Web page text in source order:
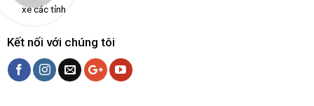
xe các tỉnh
Kết nối với chúng tôi